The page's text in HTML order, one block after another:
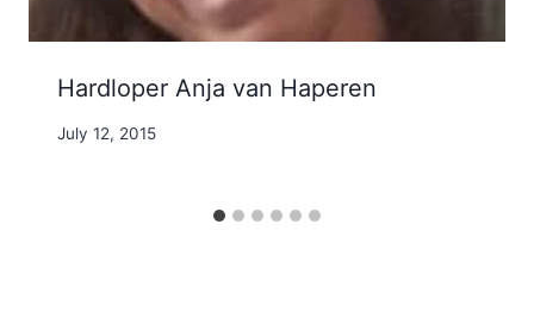
Hardloper Anja van Haperen
By
July 12, 2015